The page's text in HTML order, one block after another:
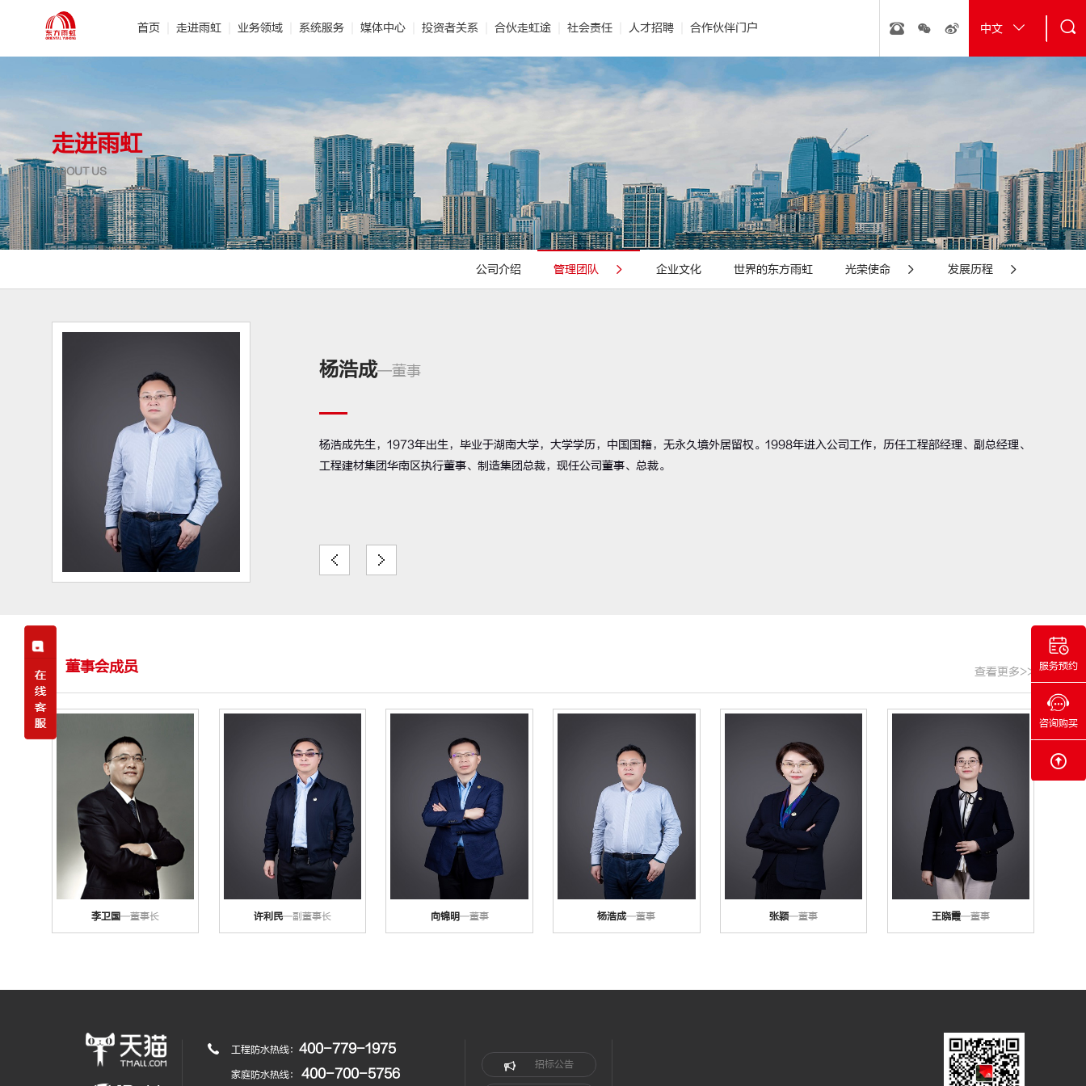
首页 走进雨虹
· 世界的东方雨虹 · 光荣使命 · 发展历程
业务领域
· 非织造布 · 建筑涂料 · 建筑修缮 · 砂浆粉料 · 新能源 · 雨虹管
系统服务
· 标准化施工 · 业务联系 · 供应链平台 · 经典工程
媒体中心
· 技术解读 · 视频合辑 · 电子期刊
投资者关系
· 投资者互动
合伙走虹途 社会责任
· 社会责任报告 · 公益行动
人才招聘 合作伙伴门户 中文
走进雨虹
ABOUT US
公司介绍 管理团队 企业文化 世界的东方雨虹 光荣使命 发展历程
杨浩成—董事
杨浩成先生，1973年出生，毕业于湖南大学，大学学历，中国国籍，无永久境外居留权。1998年进入公司工作，历任工程部经理、副总经理、
工程建材集团华南区执行董事、制造集团总裁，现任公司董事、总裁。
董事会成员 查看更多>>
李卫国—董事长 许利民—副董事长 向锦明—董事 杨浩成—董事 张颖—董事 王晓霞—董事
工程防水热线： 400-779-1975
家庭防水热线： 400-700-5756
招标公告
服务预约
咨询购买